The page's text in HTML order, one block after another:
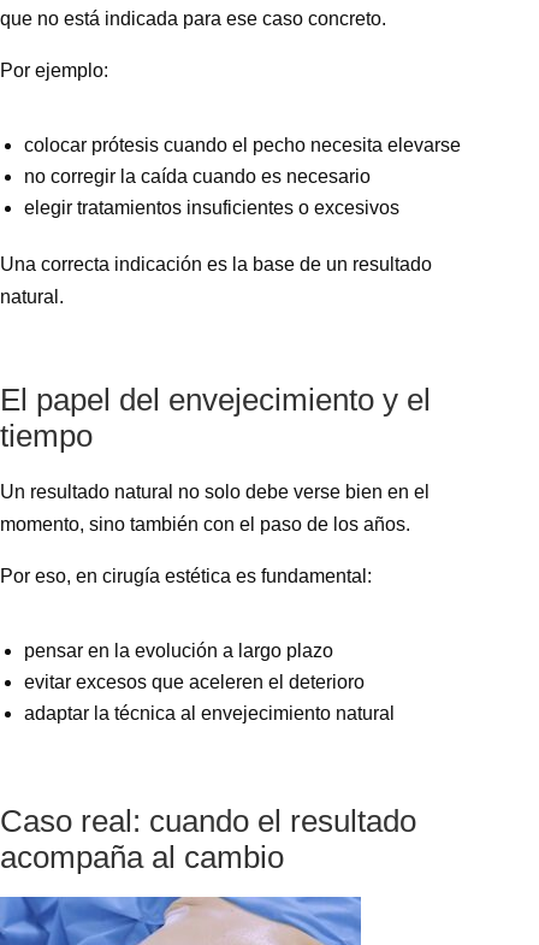
que no está indicada para ese caso concreto.
Por ejemplo:
colocar prótesis cuando el pecho necesita elevarse
no corregir la caída cuando es necesario
elegir tratamientos insuficientes o excesivos
Una correcta indicación es la base de un resultado
natural.
El papel del envejecimiento y el
tiempo
Un resultado natural no solo debe verse bien en el
momento, sino también con el paso de los años.
Por eso, en cirugía estética es fundamental:
pensar en la evolución a largo plazo
evitar excesos que aceleren el deterioro
adaptar la técnica al envejecimiento natural
Caso real: cuando el resultado
acompaña al cambio